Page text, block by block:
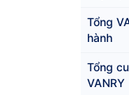
Tổng
hành
Tổng
VANRY